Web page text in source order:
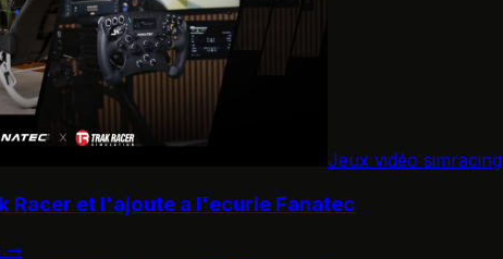
Jeux vidéo simracing
Racer et l'ajoute a l'ecurie Fanatec
→